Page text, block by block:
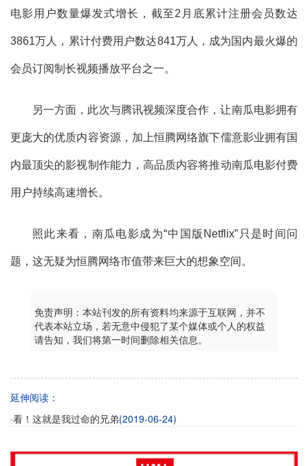
电影用户数量爆发式增长，截至2月底累计注册会员数达
3861万人，累计付费用户数达841万人，成为国内最火爆的
会员订阅制长视频播放平台之一。
另一方面，此次与腾讯视频深度合作，让南瓜电影拥有
更庞大的优质内容资源，加上恒腾网络旗下儒意影业拥有国
内最顶尖的影视制作能力，高品质内容将推动南瓜电影付费
用户持续高速增长。
照此来看，南瓜电影成为“中国版Netflix”只是时间问
题，这无疑为恒腾网络市值带来巨大的想象空间。
免责声明：本站刊发的所有资料均来源于互联网，并不
代表本站立场，若无意中侵犯了某个媒体或个人的权益
请告知，我们将第一时间删除相关信息。
延伸阅读：
·看！这就是我过命的兄弟(2019-06-24)